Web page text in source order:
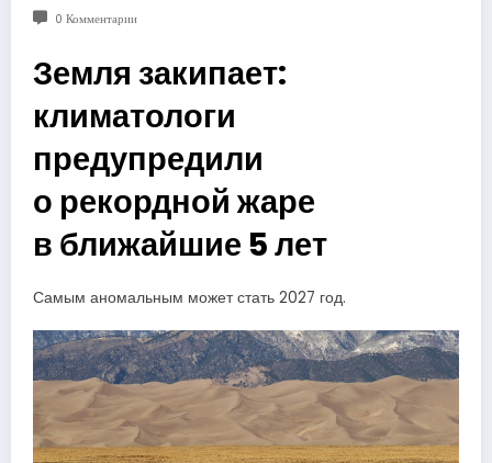
0 Комментарии
Земля закипает:
климатологи
предупредили
о рекордной жаре
в ближайшие 5 лет
Самым аномальным может стать 2027 год.